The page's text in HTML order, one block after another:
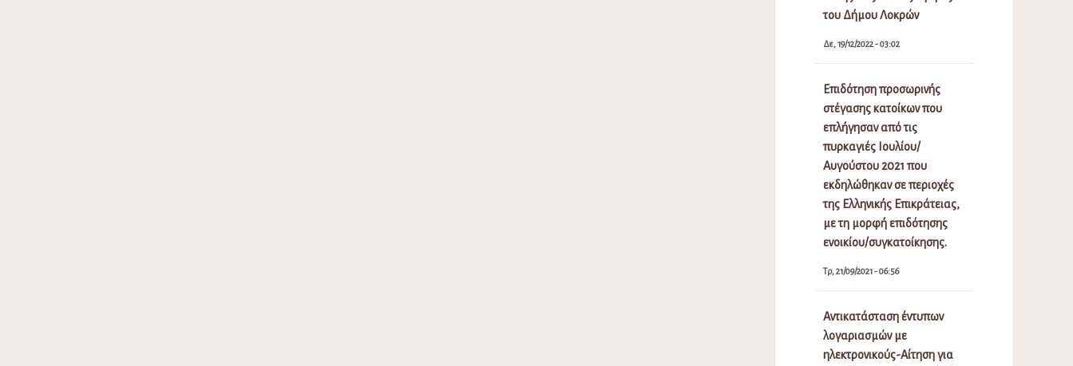
του Δήμου Λοκρών
Δε, 19/12/2022 - 03:02
Επιδότηση προσωρινής
στέγασης κατοίκων που
επλήγησαν από τις
πυρκαγιές Ιουλίου/
Αυγούστου 2021 που
εκδηλώθηκαν σε περιοχές
της Ελληνικής Επικράτειας,
με τη μορφή επιδότησης
ενοικίου/συγκατοίκησης.
Τρ, 21/09/2021 - 06:56
Αντικατάσταση έντυπων
λογαριασμών με
ηλεκτρονικούς-Αίτηση για